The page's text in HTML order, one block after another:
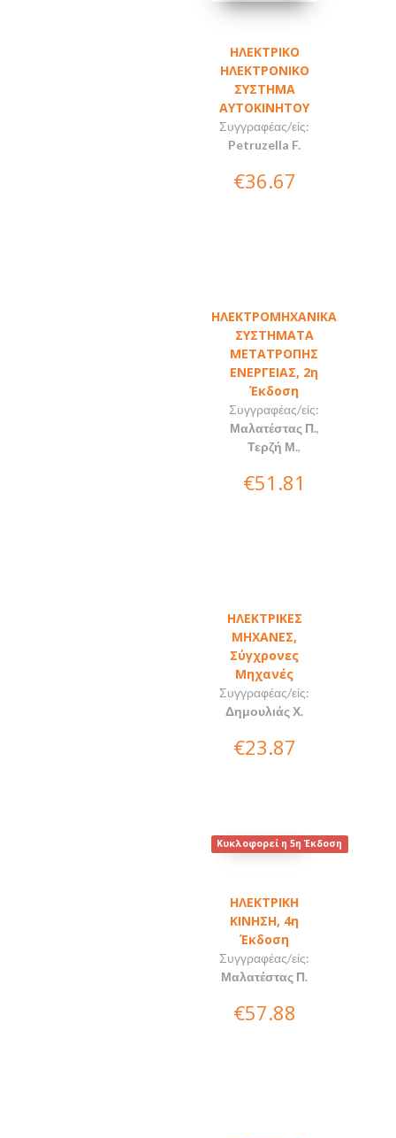
ΗΛΕΚΤΡΙΚΟ
ΗΛΕΚΤΡΟΝΙΚΟ
ΣΥΣΤΗΜΑ
ΑΥΤΟΚΙΝΗΤΟΥ
Συγγραφέας/είς:
Petruzella F.
€36.67
ΗΛΕΚΤΡΟΜΗΧΑΝΙΚΑ
ΣΥΣΤΗΜΑΤΑ
ΜΕΤΑΤΡΟΠΗΣ
ΕΝΕΡΓΕΙΑΣ, 2η
Έκδοση
Συγγραφέας/είς:
Μαλατέστας Π.,
Τερζή Μ.,
€51.81
ΗΛΕΚΤΡΙΚΕΣ
ΜΗΧΑΝΕΣ,
Σύγχρονες
Μηχανές
Συγγραφέας/είς:
Δημουλιάς Χ.
€23.87
Κυκλοφορεί η 5η Έκδοση
ΗΛΕΚΤΡΙΚΗ
ΚΙΝΗΣΗ, 4η
Έκδοση
Συγγραφέας/είς:
Μαλατέστας Π.
€57.88